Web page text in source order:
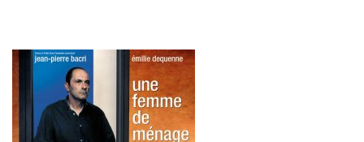
Misdaad
Musical
Oorlogsfilm